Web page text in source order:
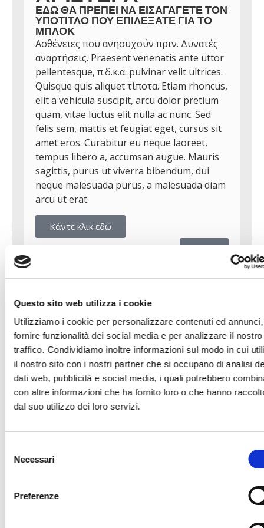
Questo sito web utilizza i cookie
Utilizziamo i cookie per personalizzare contenuti ed
fornire funzionalità dei social media e per analizzare il nostro
traffico. Condividiamo inoltre informazioni sul modo in cui
il nostro sito con i nostri partner che si occupano di analisi
dati web, pubblicità e social media, i quali potrebbero
con altre informazioni che ha fornito loro o che hanno
dal suo utilizzo dei loro servizi.
delNecessari
Preferenze
ΕΔΏ ΘΑ ΠΡΈΠΕΙ ΝΑ ΕΙΣΑΓΆΓΕΤΕ ΤΟΝ
ΥΠΌΤΙΤΛΟ ΠΟΥ ΕΠΙΛΈΞΑΤΕ ΓΙΑ ΤΟ
ΜΠΛΟΚ
Ασθένειες που ανησυχούν πριν. Δυνατές
αναρτήσεις. Praesent venenatis ante uttor
pellentesque, π.δ.κ.α. pulvinar velit ultrices.
Quisque quis aliquet τίποτα. Etiam rhoncus,
elit a vehicula suscipit, arcu dolor pretium
quam, vitae luctus elit nulla ac nunc. Sed
felis sem, mattis et feugiat eget, cursus sit
amet eros. Curabitur eu neque laoreet,
tempus libero a, accumsan augue. Mauris
sagittis, purus ut viverra bibendum, dui
neque malesuada purus, a malesuada diam
arcu ut erat.
Κάντε κλικ εδώ
λήψη